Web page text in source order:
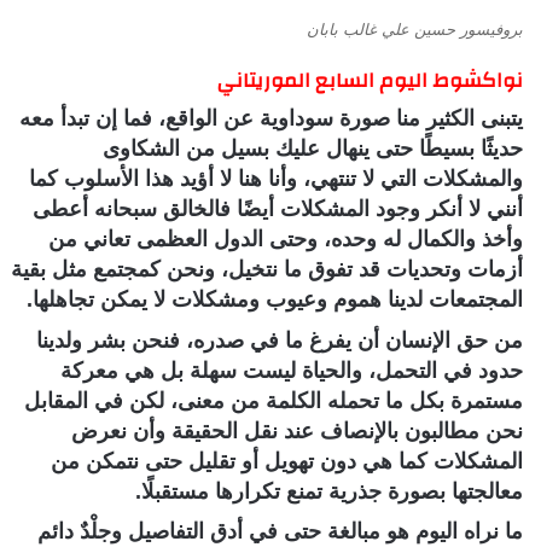
بروفيسور حسين علي غالب بابان
نواكشوط اليوم السابع الموريتاني
يتبنى الكثير منا صورة سوداوية عن الواقع، فما إن تبدأ معه
حديثًا بسيطًا حتى ينهال عليك بسيل من الشكاوى
والمشكلات التي لا تنتهي، وأنا هنا لا أؤيد هذا الأسلوب كما
أنني لا أنكر وجود المشكلات أيضًا فالخالق سبحانه أعطى
وأخذ والكمال له وحده، وحتى الدول العظمى تعاني من
أزمات وتحديات قد تفوق ما نتخيل، ونحن كمجتمع مثل بقية
المجتمعات لدينا هموم وعيوب ومشكلات لا يمكن تجاهلها.
من حق الإنسان أن يفرغ ما في صدره، فنحن بشر ولدينا
حدود في التحمل، والحياة ليست سهلة بل هي معركة
مستمرة بكل ما تحمله الكلمة من معنى، لكن في المقابل
نحن مطالبون بالإنصاف عند نقل الحقيقة وأن نعرض
المشكلات كما هي دون تهويل أو تقليل حتى نتمكن من
معالجتها بصورة جذرية تمنع تكرارها مستقبلًا.
ما نراه اليوم هو مبالغة حتى في أدق التفاصيل وجلْدٌ دائم